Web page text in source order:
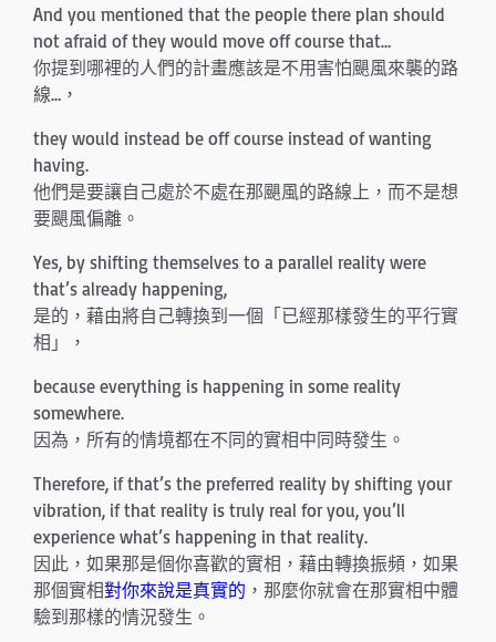
And you mentioned that the people there plan should
not afraid of they would move off course that…
你提到哪裡的人們的計畫應該是不用害怕颶風來襲的路
線…，
they would instead be off course instead of wanting
having.
他們是要讓自己處於不處在那颶風的路線上，而不是想
要颶風偏離。
Yes, by shifting themselves to a parallel reality were
that’s already happening,
是的，藉由將自己轉換到一個「已經那樣發生的平行實
相」，
because everything is happening in some reality
somewhere.
因為，所有的情境都在不同的實相中同時發生。
Therefore, if that’s the preferred reality by shifting your
vibration, if that reality is truly real for you, you’ll
experience what’s happening in that reality.
因此，如果那是個你喜歡的實相，藉由轉換振頻，如果
那個實相對你來說是真實的 ，那麼你就會在那實相中體
驗到那樣的情況發生。